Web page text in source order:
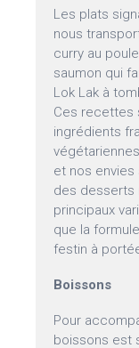
Les plats
nous
curry au
saumon qui
Lok Lak à
Ces recettes
ingrédients
et nos
des desserts
principaux
que la
festin à
Boissons
Pour
boissons est